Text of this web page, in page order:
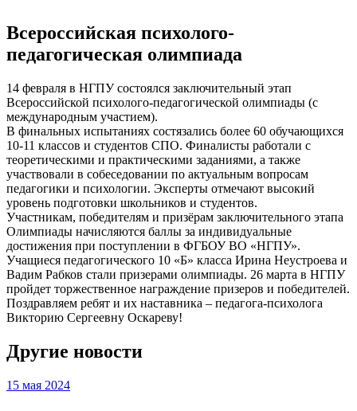
Всероссийская психолого-
педагогическая олимпиада
14 февраля в НГПУ состоялся заключительный этап
Всероссийской психолого-педагогической олимпиады (с
международным участием).
В финальных испытаниях состязались более 60 обучающихся
10-11 классов и студентов СПО. Финалисты работали с
теоретическими и практическими заданиями, а также
участвовали в собеседовании по актуальным вопросам
педагогики и психологии. Эксперты отмечают высокий
уровень подготовки школьников и студентов.
Участникам, победителям и призёрам заключительного этапа
Олимпиады начисляются баллы за индивидуальные
достижения при поступлении в ФГБОУ ВО «НГПУ».
Учащиеся педагогического 10 «Б» класса Ирина Неустроева и
Вадим Рабков стали призерами олимпиады. 26 марта в НГПУ
пройдет торжественное награждение призеров и победителей.
Поздравляем ребят и их наставника – педагога-психолога
Викторию Сергеевну Оскареву!
Другие новости
15 мая 2024